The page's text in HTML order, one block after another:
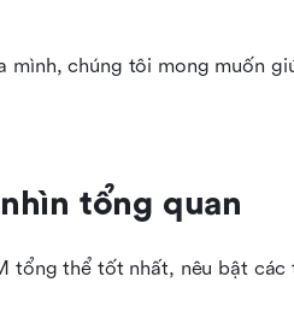
mình, chúng tôi mong muốn
tổng quan
tổng thể tốt nhất, nêu bật